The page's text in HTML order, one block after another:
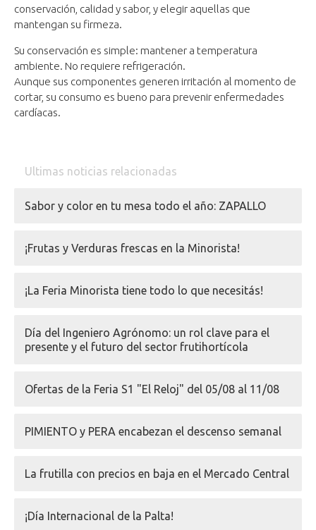
conservación, calidad y sabor, y elegir aquellas que
mantengan su firmeza.
Su conservación es simple: mantener a temperatura
ambiente. No requiere refrigeración.
Aunque sus componentes generen irritación al momento de
cortar, su consumo es bueno para prevenir enfermedades
cardíacas.
Ultimas noticias relacionadas
Sabor y color en tu mesa todo el año: ZAPALLO
¡Frutas y Verduras frescas en la Minorista!
¡La Feria Minorista tiene todo lo que necesitás!
Día del Ingeniero Agrónomo: un rol clave para el
presente y el futuro del sector frutihortícola
Ofertas de la Feria S1 "El Reloj" del 05/08 al 11/08
PIMIENTO y PERA encabezan el descenso semanal
La frutilla con precios en baja en el Mercado Central
¡Día Internacional de la Palta!